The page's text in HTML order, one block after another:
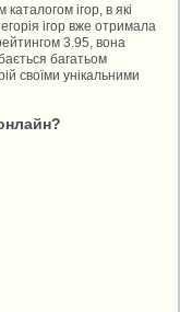
ігор, в які
ігор вже отримала
3.95, вона
багатьом
своїми унікальними